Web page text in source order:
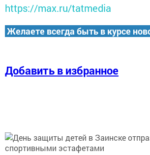
https://max.ru/tatmedia
Желаете всегда быть в курсе
Добавить в избранное